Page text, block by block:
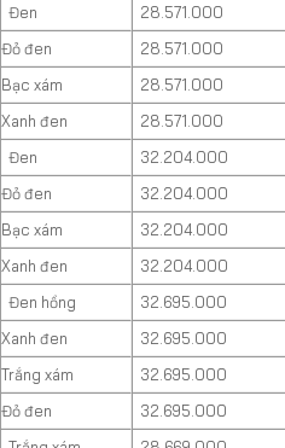
Đen 28.571.000
Đỏ đen
28.571.000
Bạc xám
28.571.000
Xanh đen
28.571.000
Đen 32.204.000
Đỏ đen
32.204.000
Bạc xám
32.204.000
Xanh đen
32.204.000
Đen hồng 32.695.000
Xanh đen
32.695.000
Trắng xám
32.695.000
Đỏ đen
32.695.000